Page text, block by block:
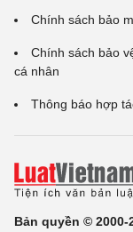
Chính sách bảo
Chính sách bảo
cá nhân
Thông báo hợp
Bản quyền ©